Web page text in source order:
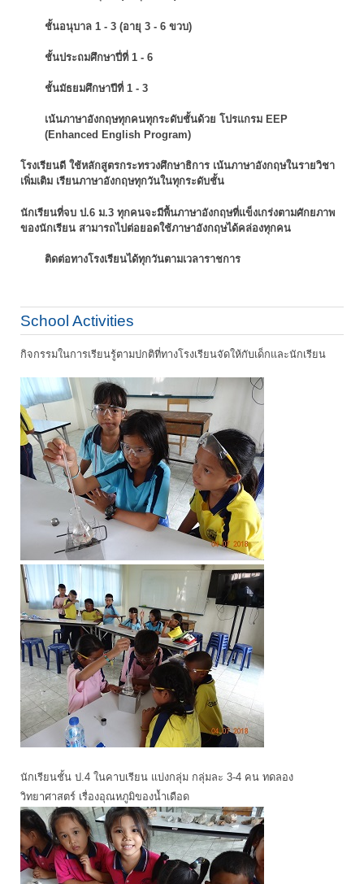
ชั้นอนุบาล 1 - 3 (อายุ 3 - 6 ขวบ)
ชั้นประถมศึกษาปี่ที่ 1 - 6
ชั้นมัธยมศึกษาปีที่ 1 - 3
เน้นภาษาอังกฤษทุกคนทุกระดับชั้นด้วย โปรแกรม EEP
(Enhanced English Program)
โรงเรียนดี ใช้หลักสูตรกระทรวงศึกษาธิการ เน้นภาษาอังกฤษในรายวิชา
เพิ่มเติม เรียนภาษาอังกฤษทุกวันในทุกระดับชั้น
นักเรียนที่จบ ป.6 ม.3 ทุกคนจะมีพื้นภาษาอังกฤษที่แข็งเกร่งตามศักยภาพ
ของนักเรียน สามารถไปต่อยอดใช้ภาษาอังกฤษได้คล่องทุกคน
ติดต่อทางโรงเรียนได้ทุกวันตามเวลาราชการ
School Activities
กิจกรรมในการเรียนรู้ตามปกติที่ทางโรงเรียนจัดให้กับเด็กและนักเรียน
นักเรียนชั้น ป.4 ในคาบเรียน แบ่งกลุ่ม กลุ่มละ 3-4 คน ทดลอง
วิทยาศาสตร์ เรื่องอุณหภูมิของน้ำเดือด